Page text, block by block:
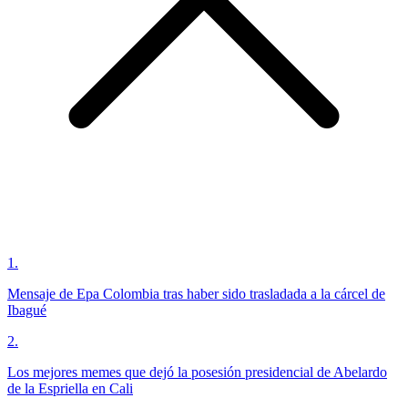
1 .
Mensaje de Epa Colombia tras haber sido trasladada a la cárcel de
Ibagué
2.
Los mejores memes que dejó la posesión presidencial de Abelardo
de la Espriella en Cali